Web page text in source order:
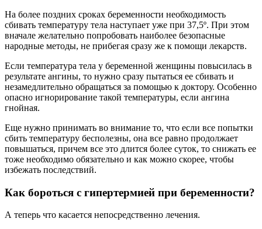
На более поздних сроках беременности необходимость
сбивать температуру тела наступает уже при 37,5º. При этом
вначале желательно попробовать наиболее безопасные
народные методы, не прибегая сразу же к помощи лекарств.
Если температура тела у беременной женщины повысилась в
результате ангины, то нужно сразу пытаться ее сбивать и
незамедлительно обращаться за помощью к доктору. Особенно
опасно игнорирование такой температуры, если ангина
гнойная.
Еще нужно принимать во внимание то, что если все попытки
сбить температуру бесполезны, она все равно продолжает
повышаться, причем все это длится более суток, то снижать ее
тоже необходимо обязательно и как можно скорее, чтобы
избежать последствий.
Как бороться с гипертермией при беременности?
А теперь что касается непосредственно лечения.